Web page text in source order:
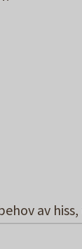
av